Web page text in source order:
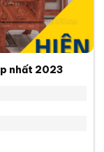
nhất 2023